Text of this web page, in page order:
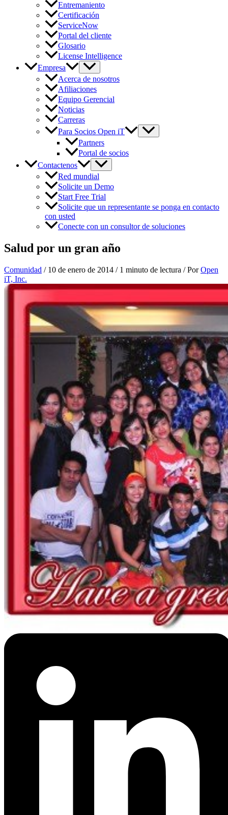
Entremaniento
Certificación
ServiceNow
Portal del cliente
Glosario
License Intelligence
Empresa
Acerca de nosotros
Afiliaciones
Equipo Gerencial
Noticias
Carreras
Para Socios Open iT
Partners
Portal de socios
Contactenos
Red mundial
Solicite un Demo
Start Free Trial
Solicite que un representante se ponga en contacto
con usted
Conecte con un consultor de soluciones
Salud por un gran año
Comunidad / 10 de enero de 2014 / 1 minuto de lectura / PorOpen
iT, Inc.